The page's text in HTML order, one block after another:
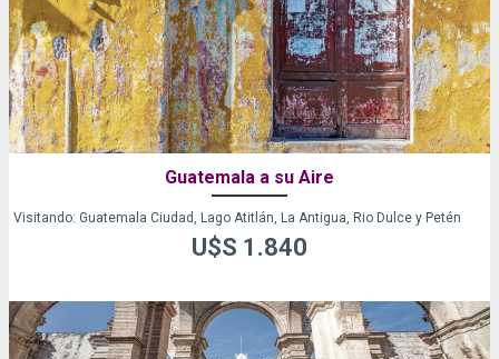
Guatemala a su Aire
Visitando: Guatemala Ciudad, Lago Atitlán, La Antigua, Rio Dulce y Petén
U$S 1.840